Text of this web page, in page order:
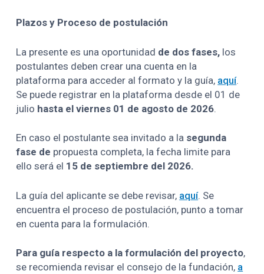
Plazos y Proceso de postulación
La presente es una oportunidad de dos fases, los
postulantes deben crear una cuenta en la
plataforma para acceder al formato y la guía, aquí.
Se puede registrar en la plataforma desde el 01 de
julio hasta el viernes 01 de agosto de 2026.
En caso el postulante sea invitado a la segunda
fase de propuesta completa, la fecha limite para
ello será el 15 de septiembre del 2026.
La guía del aplicante se debe revisar, aquí. Se
encuentra el proceso de postulación, punto a tomar
en cuenta para la formulación.
Para guía respecto a la formulación del proyecto,
se recomienda revisar el consejo de la fundación, a